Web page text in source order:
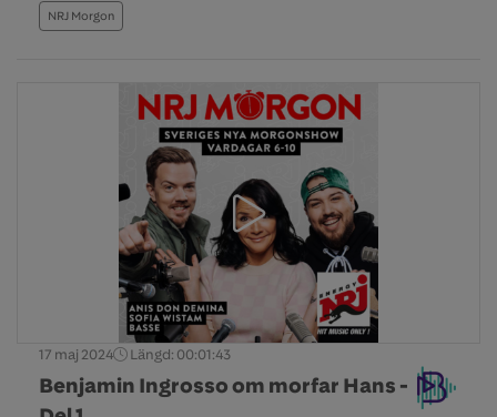
NRJ Morgon
17 maj 2024 Längd: 00:01:43
Benjamin Ingrosso om morfar Hans -